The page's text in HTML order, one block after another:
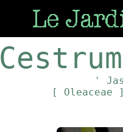
'
[